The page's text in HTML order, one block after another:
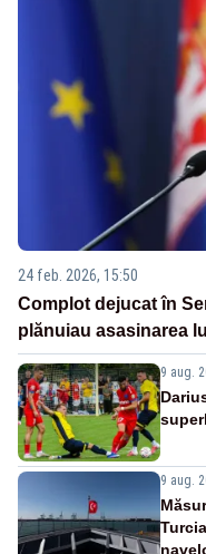
24 feb. 2026, 15:50
Complot dejucat în
plănuiau asasinarea
9 aug.
9 aug.